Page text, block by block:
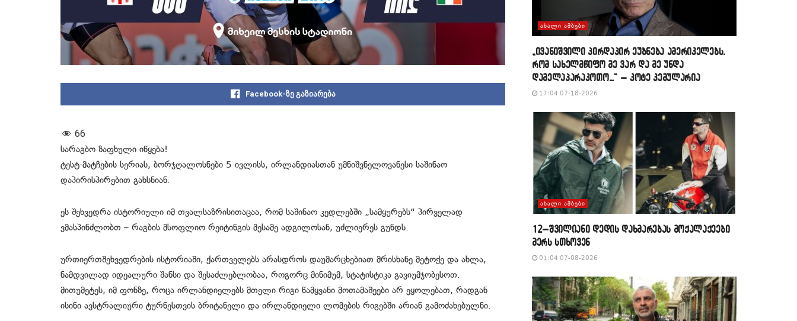
Facebook-ზე გაზიარება
66
სარაგბო ზაფხული იწყება!
ტესტ-მატჩების სერიას, ბორჯღალოსნები 5 ივლისს, ირლანდიასთან უმნიშვნელოვანესი საშინაო
დაპირისპირებით გახსნიან.
ეს შეხვედრა ისტორიული იმ თვალსაზრისითაცაა, რომ საშინაო კედლებში „სამყურებს“ პირველად
ვმასპინძლობთ – რაგბის მსოფლიო რეიტინგის მესამე ადგილოსან, უძლიერეს გუნდს.
ურთიერთშეხვედრების ისტორიაში, ქართველებს არასდროს დაუმარცხებიათ მრისხანე მეტოქე და ახლა,
ნამდვილად იდეალური შანსი და შესაძლებლობაა, როგორც მინიმუმ, სტატისტიკა გავიუმჯობესოთ.
მითუმეტეს, იმ ფონზე, როცა ირლანდიელებს მთელი რიგი წამყვანი მოთამაშეები არ ეყოლებათ, რადგან
ისინი ავსტრალიური ტურნესთვის ბრიტანელი და ირლანდიელი ლომების რიგებში არიან გამოძახებულნი.
ᲐᲮᲐᲚᲘ ᲐᲛᲑᲔᲑᲘ
„ივანიშვილი პირდაპირ ეუბნება ამერიკელებს,
რომ სახელმწიფო მე ვარ და მე უნდა
დამელაპარაკოთო…“ – კოტე კემულარია
17:04 07-18-2026
ᲐᲮᲐᲚᲘ ᲐᲛᲑᲔᲑᲘ
12–შვილიანი დედის დახმარებას მოქალაქეები
მერს სთხოვენ
01:04 07-08-2026